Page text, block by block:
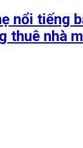
nổi tiếng
thuê nhà